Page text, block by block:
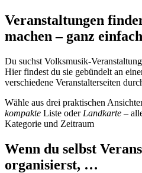
Veranstaltungen
machen – ganz
Du suchst Volksmusik-
Hier findest du sie gebündelt an
verschiedene Veranstalterseiten
Wähle aus drei praktischen
kompakte Liste oder Landkarte –
Kategorie und Zeitraum
Wenn du selbst
organisierst, …